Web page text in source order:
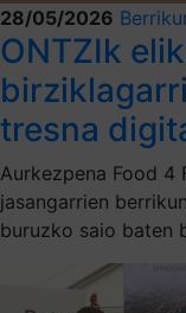
28/05/2026
ONTZIk
tresna
Aurkezpena Food 4
jasangarrien
buruzko saio baten